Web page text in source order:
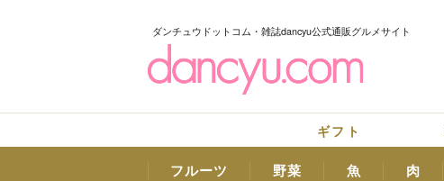
ダンチュウドットコム・雑誌dancyu公式通販グルメサイト
ギフト
フルーツ 野菜 魚 肉